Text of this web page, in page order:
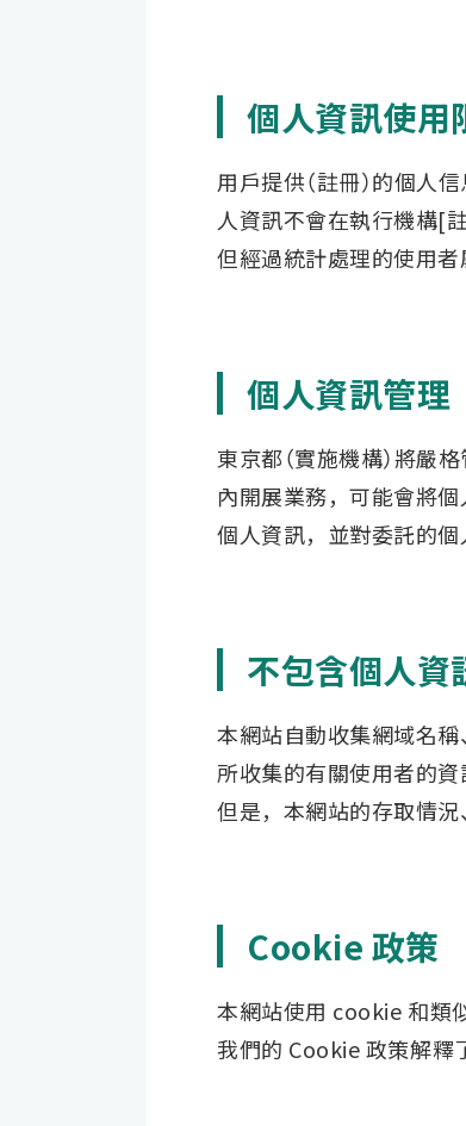
個人資訊使用
用戶提供（註冊）的個
人資訊不會在執行機構[
但經過統計處理的使用
個人資訊管理
東京都（實施機構）將嚴
內開展業務，可能會將
個人資訊，並對委託的個
不包含個人資
本網站自動收集網域名稱
所收集的有關使用者的
但是，本網站的存取情況
Cookie 政策
本網站使用 cookie 和類
我們的 Cookie 政策解釋